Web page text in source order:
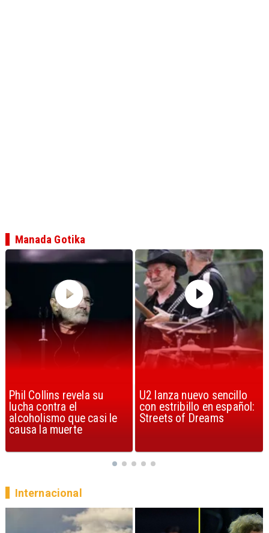
U2 lanza nuevo sencillo
con estribillo en español:
Streets of Dreams
“Africa” de Toto es
considerada la mejor
canción, según la ciencia
Manada Gotika
Internacional